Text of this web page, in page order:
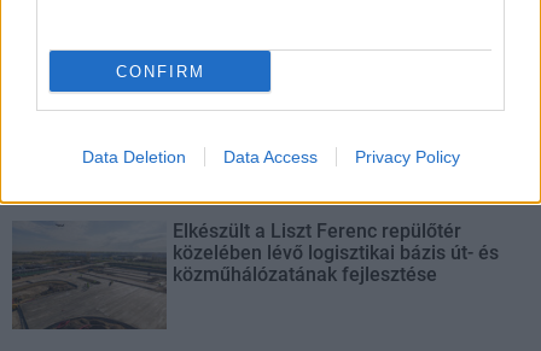
CONFIRM
Data Deletion Data Access Privacy Policy
Paks II.: Mit jelent az 5. blokk új
árnyékában?
Elkészült a Liszt Ferenc repülőtér
közelében lévő logisztikai bázis út- és
közműhálózatának fejlesztése